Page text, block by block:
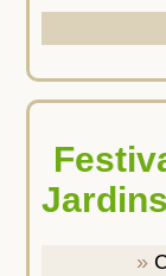
Festival International des
Jardins